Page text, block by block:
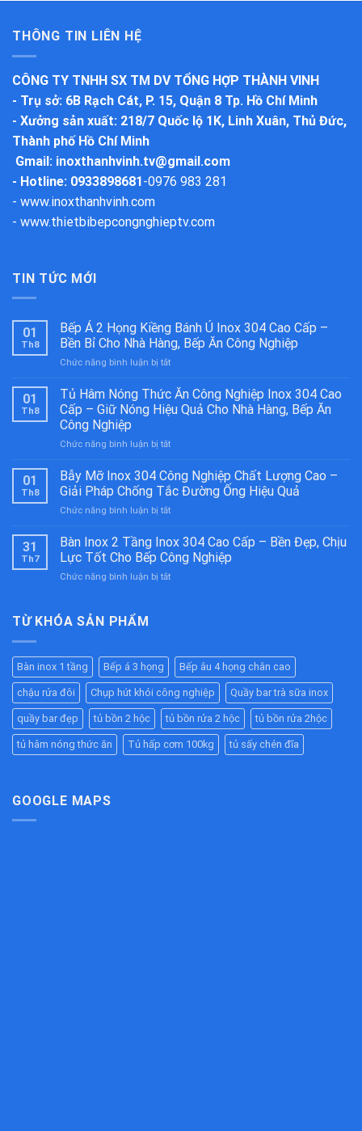
THÔNG TIN LIÊN HỆ
CÔNG TY TNHH SX TM DV TỔNG HỢP THÀNH VINH
- Trụ sở: 6B Rạch Cát, P. 15, Quận 8 Tp. Hồ Chí Minh
- Xưởng sản xuất: 218/7 Quốc lộ 1K, Linh Xuân, Thủ Đức,
Thành phố Hồ Chí Minh
Gmail: inoxthanhvinh.tv@gmail.com
- Hotline: 0933898681-0976 983 281
- www.inoxthanhvinh.com
- www.thietbibepcongnghieptv.com
TIN TỨC MỚI
01
Th8
Bếp Á 2 Họng Kiềng Bánh Ú Inox 304 Cao Cấp –
Bền Bỉ Cho Nhà Hàng, Bếp Ăn Công Nghiệp
Chức năng bình luận bị tắtở
Á
2
Họng
Bánh
Inox
304
Cấp
Bền
Bỉ
Nhà
01
Th8
Tủ Hâm Nóng Thức Ăn Công Nghiệp Inox 304 Cao
Cấp – Giữ Nóng Hiệu Quả Cho Nhà Hàng, Bếp Ăn
Công Nghiệp
Chức năng bình luận bị tắtở
Hâm
Nóng
Thức
Ăn
Nghiệp
Inox
304
Cao
Quả
Cho
Nhà
Hàng,
Bếp
Ăn
Công
01
Th8
Bẫy Mỡ Inox 304 Công Nghiệp Chất Lượng Cao –
Giải Pháp Chống Tắc Đường Ống Hiệu Quả
Chức năng bình luận bị tắtở
Mỡ
Inox
304
Công
Giải
Pháp
Chống
Tắc
Đường
Ống
Hiệu
Quả
31
Th7
Bàn Inox 2 Tầng Inox 304 Cao Cấp – Bền Đẹp, Chịu
Lực Tốt Cho Bếp Công Nghiệp
Chức năng bình luận bị tắtở
304
Cao
Cấp
–
Bền
Đẹp,
Chịu
Lực
TỪ KHÓA SẢN PHẨM
Bàn inox 1 tầng Bếp á 3 họng Bếp âu 4 họng chân cao
chậu rửa đôi Chụp hút khói công nghiệp Quầy bar trà sữa inox
quầy bar đẹp tủ bồn 2 hộc tủ bồn rửa 2 hộc tủ bồn rửa 2hộc
tủ hâm nóng thức ăn Tủ hấp cơm 100kg tủ sấy chén đĩa
GOOGLE MAPS